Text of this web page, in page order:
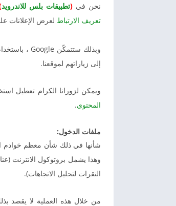
نحن في (تطبيقات بلس للاندرويد
تعريف الارتباط لعرض الإعلانات
وبذلك ستتمكّن Google ، باستخدام ملف تعريف الارتباط
إلى زياراتهم لموقعنا.
ويمكن لزورانا الكرام تعطيل
المحتوى.
ملفات الدخول:
شأنها في ذلك شأن معظم خوادم
وهذا يشمل بروتوكول الانترنت
النقرات لتحليل الاتجاهات).
من خلال هذه العملية لا يقصد